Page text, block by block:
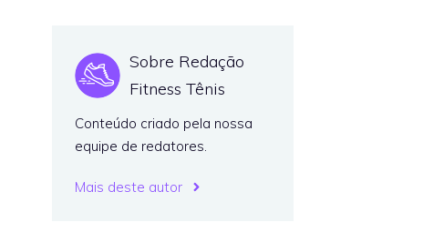
Sobre Redação
Fitness Tênis
Conteúdo criado pela nossa
equipe de redatores.
Mais deste autor